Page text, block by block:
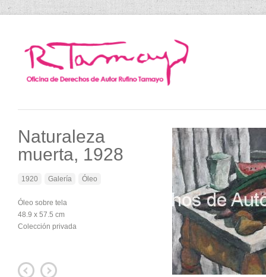
Naturaleza
muerta, 1928
1920 Galería Óleo
Óleo sobre tela
48.9 x 57.5 cm
Colección privada